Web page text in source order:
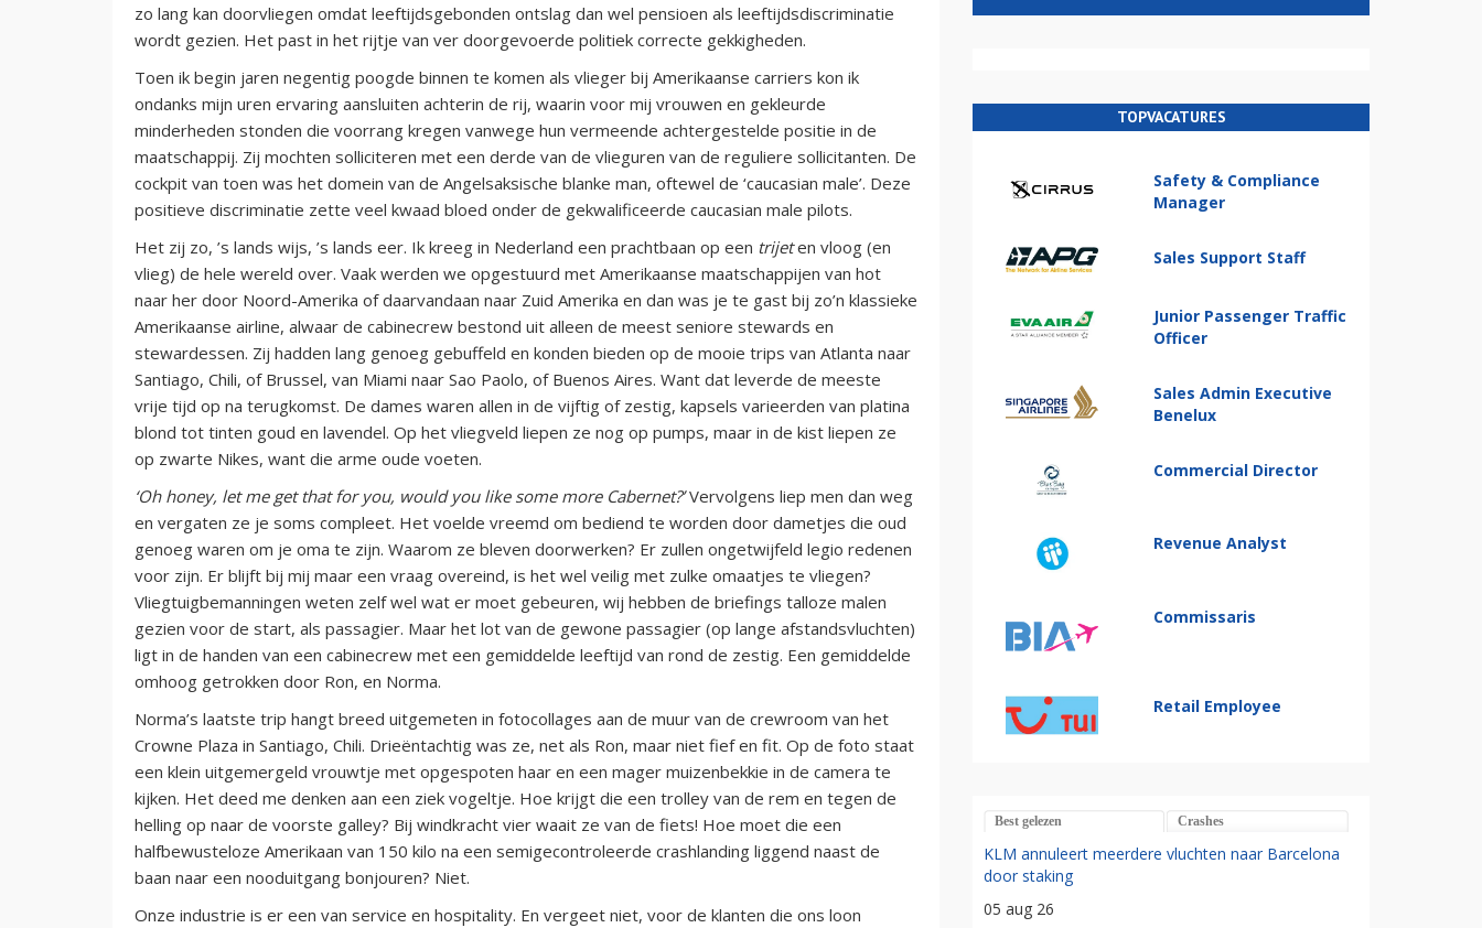
zo lang kan doorvliegen omdat leeftijdsgebonden ontslag dan wel pensioen als leeftijdsdiscriminatie
wordt gezien. Het past in het rijtje van ver doorgevoerde politiek correcte gekkigheden.
Toen ik begin jaren negentig poogde binnen te komen als vlieger bij Amerikaanse carriers kon ik
ondanks mijn uren ervaring aansluiten achterin de rij, waarin voor mij vrouwen en gekleurde
minderheden stonden die voorrang kregen vanwege hun vermeende achtergestelde positie in de
maatschappij. Zij mochten solliciteren met een derde van de vlieguren van de reguliere sollicitanten. De
cockpit van toen was het domein van de Angelsaksische blanke man, oftewel de ‘caucasian male’. Deze
positieve discriminatie zette veel kwaad bloed onder de gekwalificeerde caucasian male pilots.
Het zij zo, ’s lands wijs, ’s lands eer. Ik kreeg in Nederland een prachtbaan op een trijeten vloog (en
vlieg) de hele wereld over. Vaak werden we opgestuurd met Amerikaanse maatschappijen van hot
naar her door Noord-Amerika of daarvandaan naar Zuid Amerika en dan was je te gast bij zo’n klassieke
Amerikaanse airline, alwaar de cabinecrew bestond uit alleen de meest seniore stewards en
stewardessen. Zij hadden lang genoeg gebuffeld en konden bieden op de mooie trips van Atlanta naar
Santiago, Chili, of Brussel, van Miami naar Sao Paolo, of Buenos Aires. Want dat leverde de meeste
vrije tijd op na terugkomst. De dames waren allen in de vijftig of zestig, kapsels varieerden van platina
blond tot tinten goud en lavendel. Op het vliegveld liepen ze nog op pumps, maar in de kist liepen ze
op zwarte Nikes, want die arme oude voeten.
‘Oh honey, let me get that for you, would you like some more Cabernet?’Vervolgens liep men dan weg
en vergaten ze je soms compleet. Het voelde vreemd om bediend te worden door dametjes die oud
genoeg waren om je oma te zijn. Waarom ze bleven doorwerken? Er zullen ongetwijfeld legio redenen
voor zijn. Er blijft bij mij maar een vraag overeind, is het wel veilig met zulke omaatjes te vliegen?
Vliegtuigbemanningen weten zelf wel wat er moet gebeuren, wij hebben de briefings talloze malen
gezien voor de start, als passagier. Maar het lot van de gewone passagier (op lange afstandsvluchten)
ligt in de handen van een cabinecrew met een gemiddelde leeftijd van rond de zestig. Een gemiddelde
omhoog getrokken door Ron, en Norma.
Norma’s laatste trip hangt breed uitgemeten in fotocollages aan de muur van de crewroom van het
Crowne Plaza in Santiago, Chili. Drieëntachtig was ze, net als Ron, maar niet fief en fit. Op de foto staat
een klein uitgemergeld vrouwtje met opgespoten haar en een mager muizenbekkie in de camera te
kijken. Het deed me denken aan een ziek vogeltje. Hoe krijgt die een trolley van de rem en tegen de
helling op naar de voorste galley? Bij windkracht vier waait ze van de fiets! Hoe moet die een
halfbewusteloze Amerikaan van 150 kilo na een semigecontroleerde crashlanding liggend naast de
baan naar een nooduitgang bonjouren? Niet.
Onze industrie is er een van service en hospitality. En vergeet niet, voor de klanten die ons loon
TOPVACATURES
Safety & Compliance
Manager
Sales Support Staff
Junior Passenger Traffic
Officer
Sales Admin Executive
Benelux
Commercial Director
Revenue Analyst
Commissaris
Retail Employee
Best gelezen Crashes
KLM annuleert meerdere vluchten naar Barcelona
door staking
05 aug 26